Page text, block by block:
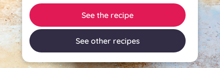
See the recipe
See other recipes